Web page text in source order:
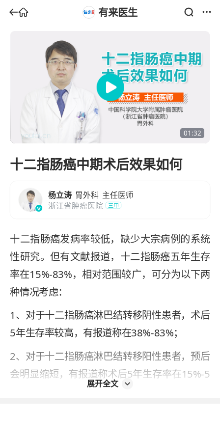
有来医生
01:32
十二指肠癌中期术后效果如何
杨立涛 胃外科 主任医师
浙江省肿瘤医院
三甲
十二指肠癌发病率较低，缺少大宗病例的系统
性研究。但有文献报道，十二指肠癌五年生存
率在15%-83%，相对范围较广，可分为以下两
种情况考虑：
1、对于十二指肠癌淋巴结转移阴性患者，术后
5年生存率较高，有报道称在38%-83%；
2、对于十二指肠癌淋巴结转移阳性患者，预后
会明显缩短，有报道称术后5年生存率在15%-5
展开全文